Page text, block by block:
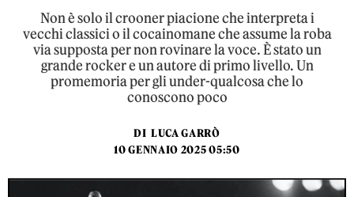
Non è solo il crooner piacione che interpreta i
vecchi classici o il cocainomane che assume la roba
via supposta per non rovinare la voce. È stato un
grande rocker e un autore di primo livello. Un
promemoria per gli under-qualcosa che lo
conoscono poco
DI LUCA GARRÒ
10 GENNAIO 2025 05:50